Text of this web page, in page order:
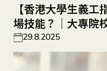
【香港大學生義
場技能？｜大專院
29.8.2025